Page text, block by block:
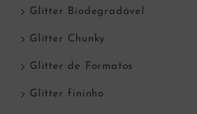
Glitter Biodegradável
Glitter Chunky
Glitter de Formatos
Glitter fininho